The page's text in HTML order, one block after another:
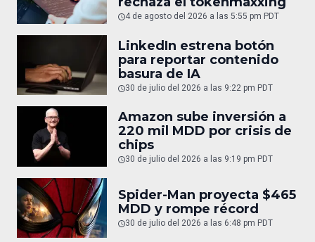
4 de agosto del 2026 a las 5:55 pm PDT
LinkedIn estrena botón
para reportar contenido
basura de IA
30 de julio del 2026 a las 9:22 pm PDT
Amazon sube inversión a
220 mil MDD por crisis de
chips
30 de julio del 2026 a las 9:19 pm PDT
Spider-Man proyecta $465
MDD y rompe récord
30 de julio del 2026 a las 6:48 pm PDT